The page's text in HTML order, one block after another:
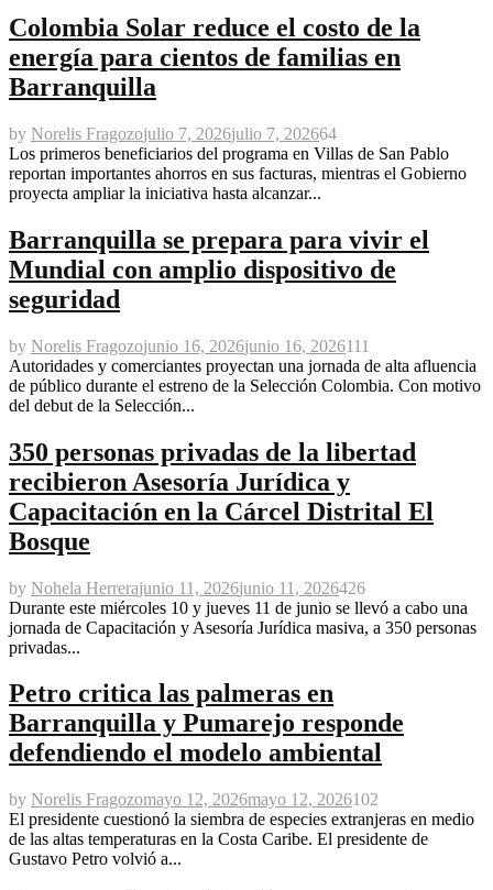
Colombia Solar reduce el costo de la
energía para cientos de familias en
Barranquilla
by Norelis Fragozojulio 7, 2026julio 7, 202664
Los primeros beneficiarios del programa en Villas de San Pablo
reportan importantes ahorros en sus facturas, mientras el Gobierno
proyecta ampliar la iniciativa hasta alcanzar...
Barranquilla se prepara para vivir el
Mundial con amplio dispositivo de
seguridad
by Norelis Fragozojunio 16, 2026junio 16, 2026111
Autoridades y comerciantes proyectan una jornada de alta afluencia
de público durante el estreno de la Selección Colombia. Con motivo
del debut de la Selección...
350 personas privadas de la libertad
recibieron Asesoría Jurídica y
Capacitación en la Cárcel Distrital El
Bosque
by Nohela Herrerajunio 11, 2026junio 11, 2026426
Durante este miércoles 10 y jueves 11 de junio se llevó a cabo una
jornada de Capacitación y Asesoría Jurídica masiva, a 350 personas
privadas...
Petro critica las palmeras en
Barranquilla y Pumarejo responde
defendiendo el modelo ambiental
by Norelis Fragozomayo 12, 2026mayo 12, 2026102
El presidente cuestionó la siembra de especies extranjeras en medio
de las altas temperaturas en la Costa Caribe. El presidente de
Gustavo Petro volvió a...